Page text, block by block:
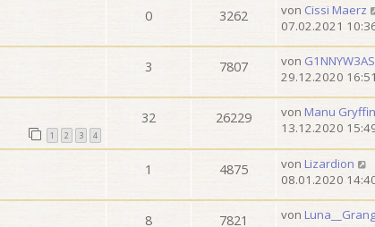
0 3262 von Cissi Maerz
07.02.2021
3 7807 von
29.12.2020 16:51
1 2 3 4
32 26229 von Manu
13.12.2020
1 4875 von Lizardion
08.01.2020
8 7821 von